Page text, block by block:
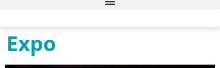
Expo